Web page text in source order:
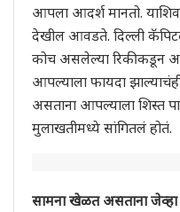
आपला आदर्श मानतो.
देखील आवडते. दिल्ली
कोच असलेल्या रिकीकडून
आपल्याला फायदा
असताना आपल्याला शिस्त
मुलाखतीमध्ये सांगितलं होतं.
सामना खेळत असताना जेव्हा